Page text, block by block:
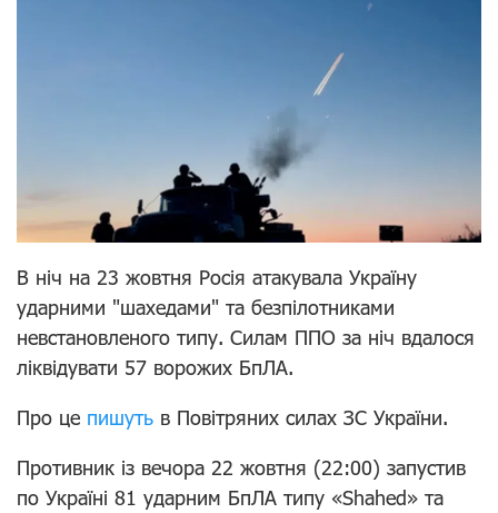
В ніч на 23 жовтня Росія атакувала Україну
ударними "шахедами" та безпілотниками
невстановленого типу. Силам ППО за ніч вдалося
ліквідувати 57 ворожих БпЛА.
Про це пишуть в Повітряних силах ЗС України.
Противник із вечора 22 жовтня (22:00) запустив
по Україні 81 ударним БпЛА типу «Shahed» та